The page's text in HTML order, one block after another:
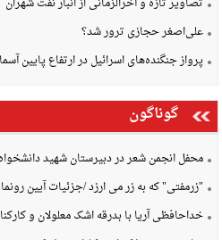
علی‌اصغر حجازی ترور شد؟
پرواز جنگنده‌های اسرائیل در ارتفاع پایین
گوناگون
محفل انجمن شعر در دبیرستان شهید
"زرمفتی" که به زر می ارزد /جزئیات آیین
خداحافظی آریا با بدرقه اشک معلولان و